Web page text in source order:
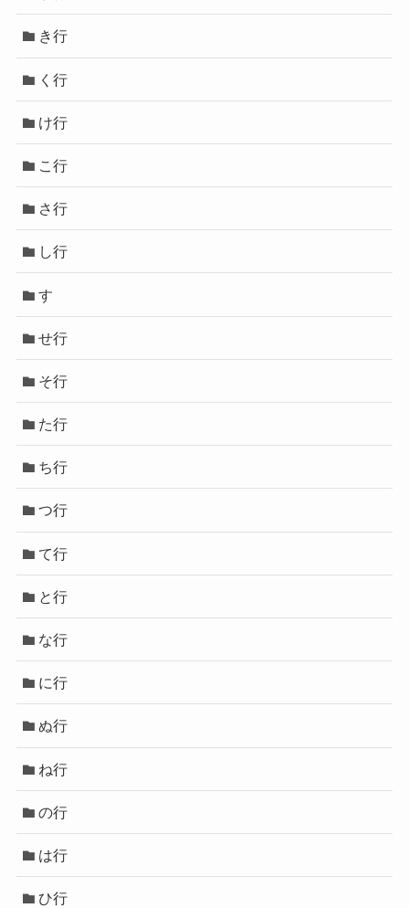
き行
く行
け行
こ行
さ行
し行
す
せ行
そ行
た行
ち行
つ行
て行
と行
な行
に行
ぬ行
ね行
の行
は行
ひ行